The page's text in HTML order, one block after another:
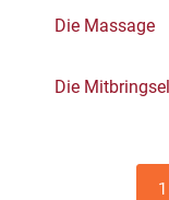
Die Massage
Die Mitbringsel
1